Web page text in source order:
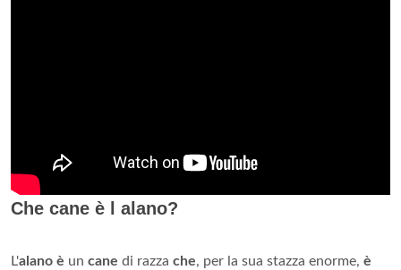
Che cane è l alano?
L'alano è un cane di razza che, per la sua stazza enorme, è